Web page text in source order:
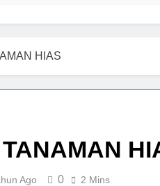
HIAS
Ago 0 2 Mins